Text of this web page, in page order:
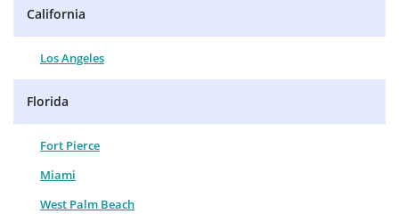
California
Los Angeles
Florida
Fort Pierce
Miami
West Palm Beach